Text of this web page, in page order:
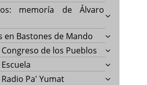
memoría de Álvaro
en Bastones de Mando
de los Pueblos
Pa' Yumat